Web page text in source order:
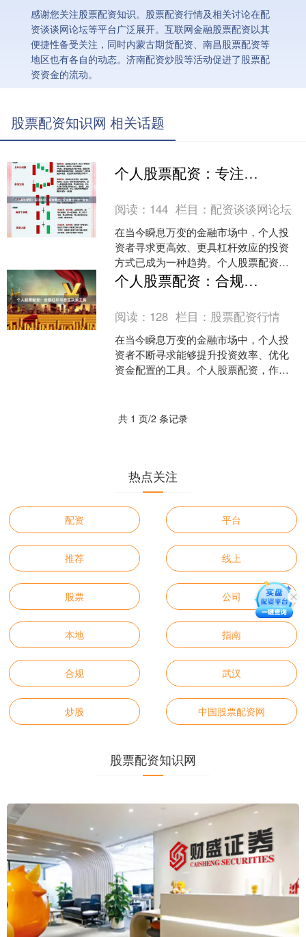
感谢您关注股票配资知识。股票配资行情及相关讨论在配
资谈谈网论坛等平台广泛展开。互联网金融股票配资以其
便捷性备受关注，同时内蒙古期货配资、南昌股票配资等
地区也有各自的动态。济南配资炒股等活动促进了股票配
资资金的流动。
股票配资知识网 相关话题
个人股票配资：专注风控，资金直达，专业顾问一对一服务
阅读： 144 栏目： 配资谈谈网论坛
在当今瞬息万变的金融市场中，个人投
资者寻求更高效、更具杠杆效应的投资
方式已成为一种趋势。个人股票配资，
作为一种灵活的资金解决方案，正逐渐
走入大众视野。然而，高收....
个人股票配资：合规杠杆与自主决策工具
阅读： 128 栏目： 股票配资行情
在当今瞬息万变的金融市场中，个人投
资者不断寻求能够提升投资效率、优化
资金配置的工具。个人股票配资，作为
共 1 页/2 条记录
热点关注
配资 平台
推荐 线上
股票 公司
本地 指南
合规 武汉
炒股 中国股票配资网
股票配资知识网